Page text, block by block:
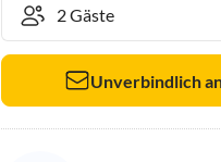
Unverbindlich